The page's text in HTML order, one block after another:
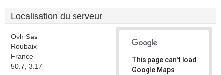
Localisation du serveur
Ovh Sas
Roubaix
France
50.7, 3.17
This page can't load
Google Maps